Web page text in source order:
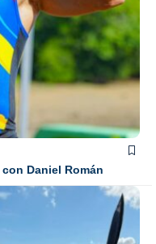
Daniel Román